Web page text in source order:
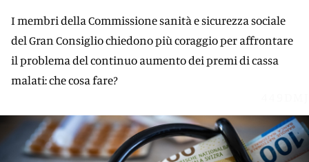
I membri della Commissione sanità e sicurezza sociale
del Gran Consiglio chiedono più coraggio per affrontare
il problema del continuo aumento dei premi di cassa
malati: che cosa fare?